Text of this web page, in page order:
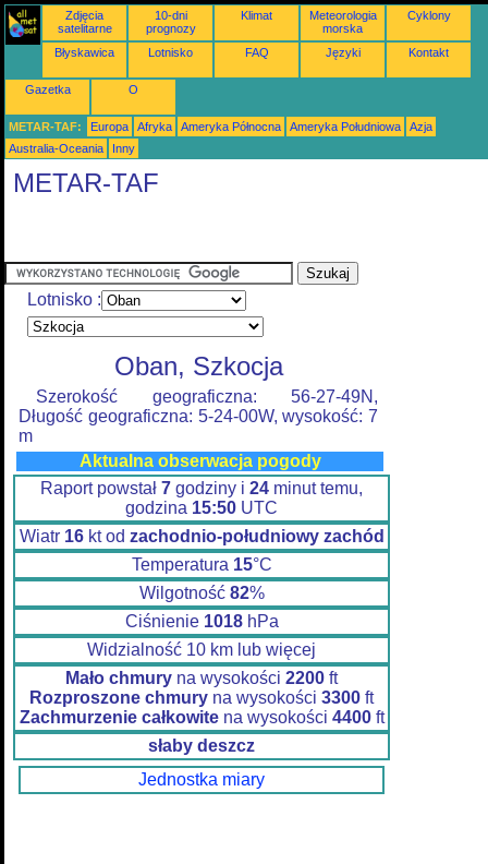
Zdjęcia
satelitarne
10-dni
prognozy
Klimat
Meteorologia
morska
Cyklony
Błyskawica Lotnisko FAQ Języki Kontakt
Gazetka O
METAR-TAF: Europa Afryka Ameryka Północna Ameryka Południowa
Azja
Australia-Oceania
Inny
METAR-TAF
Lotnisko :
Oban, Szkocja
Szerokość geograficzna: 56-27-49N,
Długość geograficzna: 5-24-00W, wysokość: 7
m
Aktualna obserwacja pogody
Raport powstał 7 godziny i 24 minut temu,
godzina 15:50 UTC
Wiatr 16kt od zachodnio-południowy zachód
Temperatura 15°C
Wilgotność 82%
Ciśnienie 1018hPa
Widzialność 10 km lub więcej
Mało chmury na wysokości 2200 ft
Rozproszone chmury na wysokości 3300 ft
Zachmurzenie całkowitena wysokości 4400ft
słaby deszcz
Jednostka miary